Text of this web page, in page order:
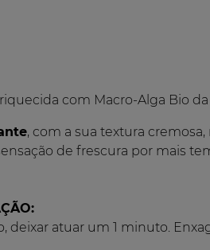
com Macro-Alga Bio
, com a sua textura
de frescura por mais
deixar atuar um 1 minuto.